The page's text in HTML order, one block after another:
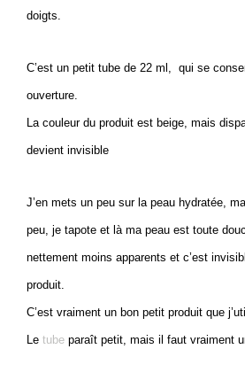
doigts.
C’est un petit tube de 22 ml, qui se
ouverture.
La couleur du produit est beige, mais
devient invisible
J’en mets un peu sur la peau hydratée,
peu, je tapote et là ma peau est toute
nettement moins apparents et c’est
produit.
C’est vraiment un bon petit produit que
Le tube paraît petit, mais il faut vraiment